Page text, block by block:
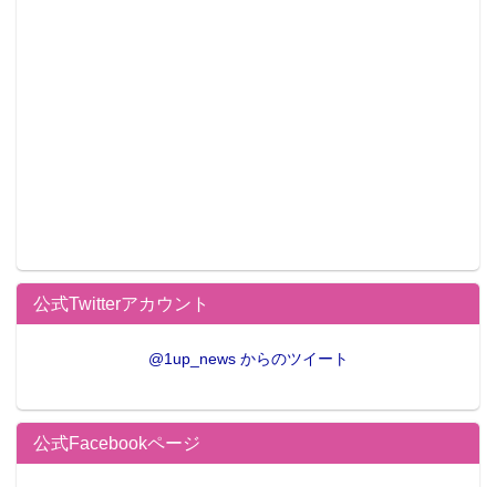
公式Twitterアカウント
@1up_news からのツイート
公式Facebookページ